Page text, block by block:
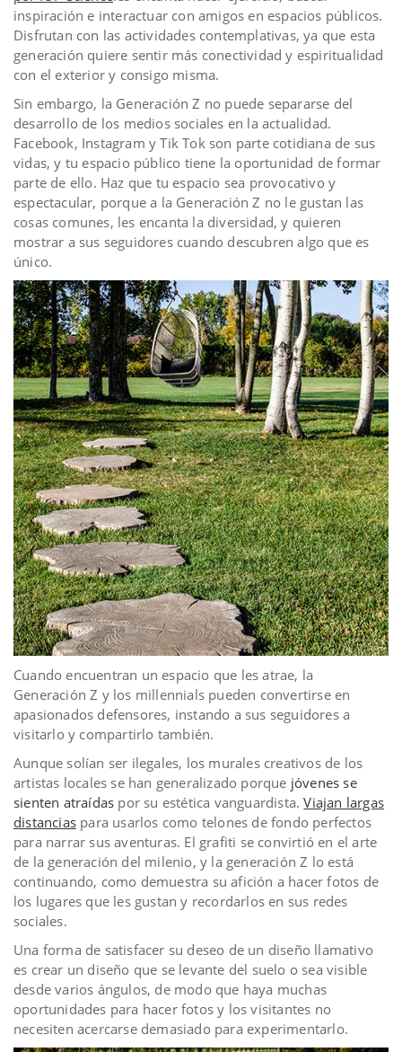
inspiración e interactuar con amigos en espacios públicos.
Disfrutan con las actividades contemplativas, ya que esta
generación quiere sentir más conectividad y espiritualidad
con el exterior y consigo misma.
Sin embargo, la Generación Z no puede separarse del
desarrollo de los medios sociales en la actualidad.
Facebook, Instagram y Tik Tok son parte cotidiana de sus
vidas, y tu espacio público tiene la oportunidad de formar
parte de ello. Haz que tu espacio sea provocativo y
espectacular, porque a la Generación Z no le gustan las
cosas comunes, les encanta la diversidad, y quieren
mostrar a sus seguidores cuando descubren algo que es
único.
Cuando encuentran un espacio que les atrae, la
Generación Z y los millennials pueden convertirse en
apasionados defensores, instando a sus seguidores a
visitarlo y compartirlo también.
Aunque solían ser ilegales, los murales creativos de los
artistas locales se han generalizado porque jóvenes se
sienten atraídas por su estética vanguardista.Viajan largas
distancias para usarlos como telones de fondo perfectos
para narrar sus aventuras. El grafiti se convirtió en el arte
de la generación del milenio, y la generación Z lo está
continuando, como demuestra su afición a hacer fotos de
los lugares que les gustan y recordarlos en sus redes
sociales.
Una forma de satisfacer su deseo de un diseño llamativo
es crear un diseño que se levante del suelo o sea visible
desde varios ángulos, de modo que haya muchas
oportunidades para hacer fotos y los visitantes no
necesiten acercarse demasiado para experimentarlo.